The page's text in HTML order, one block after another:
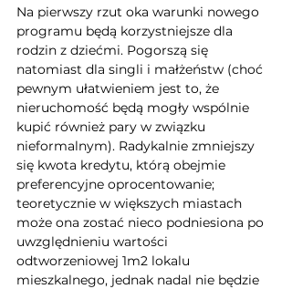
Na pierwszy rzut oka warunki nowego
programu będą korzystniejsze dla
rodzin z dziećmi. Pogorszą się
natomiast dla singli i małżeństw (choć
pewnym ułatwieniem jest to, że
nieruchomość będą mogły wspólnie
kupić również pary w związku
nieformalnym). Radykalnie zmniejszy
się kwota kredytu, którą obejmie
preferencyjne oprocentowanie;
teoretycznie w większych miastach
może ona zostać nieco podniesiona po
uwzględnieniu wartości
odtworzeniowej 1m2 lokalu
mieszkalnego, jednak nadal nie będzie